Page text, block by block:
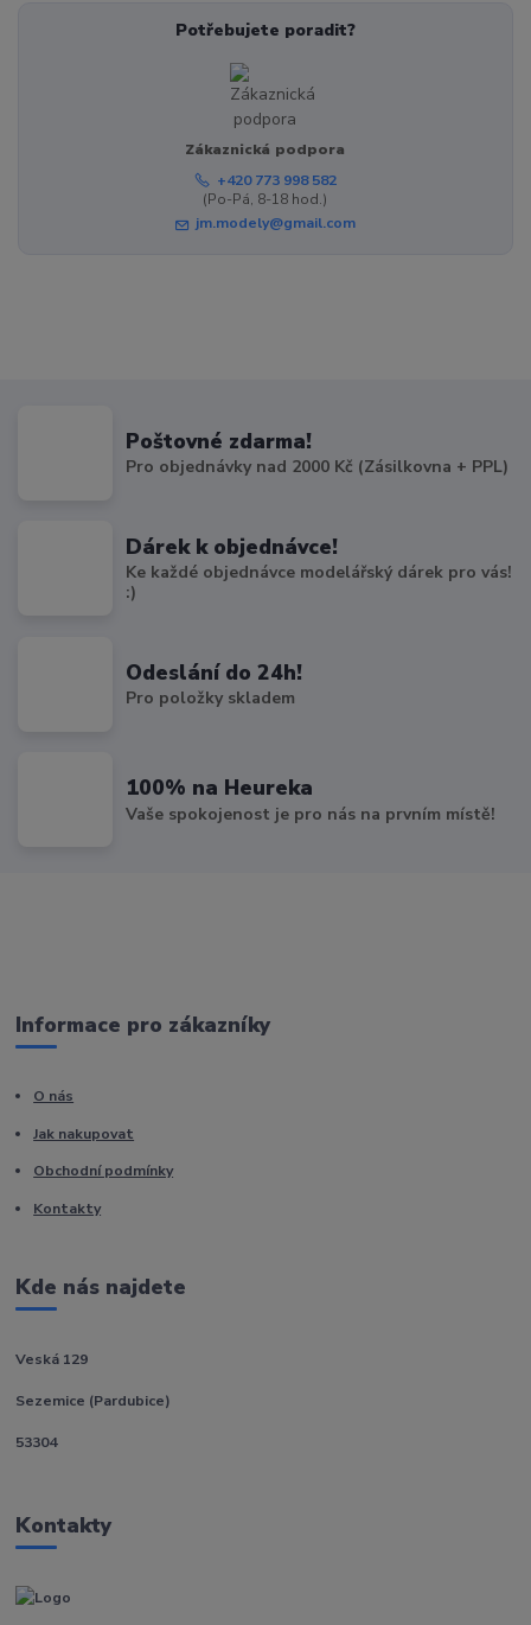
Potřebujete poradit?
Zákaznická podpora
+420 773 998 582
(Po-Pá, 8-18 hod.)
jm.modely@gmail.com
Poštovné zdarma!
Pro objednávky nad 2000 Kč (Zásilkovna + PPL)
Dárek k objednávce!
Ke každé objednávce modelářský dárek pro vás!
:)
Odeslání do 24h!
Pro položky skladem
100% na Heureka
Vaše spokojenost je pro nás na prvním místě!
Informace pro zákazníky
O nás
Jak nakupovat
Obchodní podmínky
Kontakty
Kde nás najdete
Veská 129
Sezemice (Pardubice)
53304
Kontakty